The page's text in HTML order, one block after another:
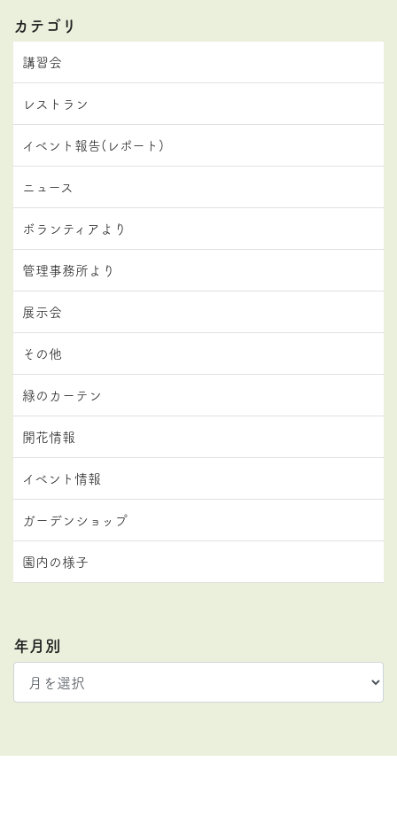
カテゴリ
講習会
レストラン
イベント報告(レポート)
ニュース
ボランティアより
管理事務所より
展示会
その他
緑のカーテン
開花情報
イベント情報
ガーデンショップ
園内の様子
年月別